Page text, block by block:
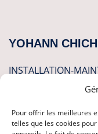
Pour offrir les meilleures
telles que les cookies
YOHANN
INSTALLATION-
POMPES A CHALEUR